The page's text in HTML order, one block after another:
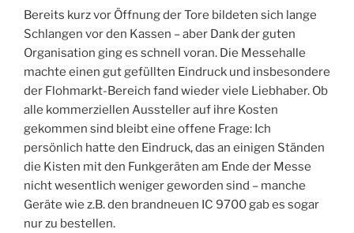
Bereits kurz vor Öffnung der Tore bildeten sich lange
Schlangen vor den Kassen – aber Dank der guten
Organisation ging es schnell voran. Die Messehalle
machte einen gut gefüllten Eindruck und insbesondere
der Flohmarkt-Bereich fand wieder viele Liebhaber. Ob
alle kommerziellen Aussteller auf ihre Kosten
gekommen sind bleibt eine offene Frage: Ich
persönlich hatte den Eindruck, das an einigen Ständen
die Kisten mit den Funkgeräten am Ende der Messe
nicht wesentlich weniger geworden sind – manche
Geräte wie z.B. den brandneuen IC 9700 gab es sogar
nur zu bestellen.